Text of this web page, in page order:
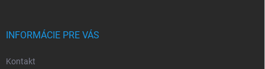
INFORMÁCIE PRE VÁS
Kontakt